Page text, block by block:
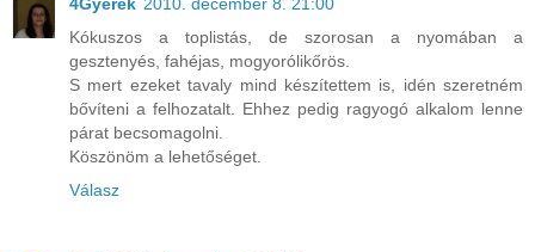
Kókuszos a toplistás, de szorosan a nyomában a
gesztenyés, fahéjas, mogyorólikőrös.
S mert ezeket tavaly mind készítettem is, idén szeretném
bővíteni a felhozatalt. Ehhez pedig ragyogó alkalom lenne
párat becsomagolni.
Köszönöm a lehetőséget.
Válasz